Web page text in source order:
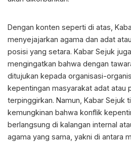
Dengan konten seperti di atas,
menyejajarkan agama dan adat
posisi yang setara. Kabar Sejuk
mengingatkan bahwa dengan
ditujukan kepada organisasi-
kepentingan masyarakat adat atau
terpinggirkan. Namun, Kabar Sejuk
kemungkinan bahwa konflik
berlangsung di kalangan internal
agama yang sama, yakni di antara